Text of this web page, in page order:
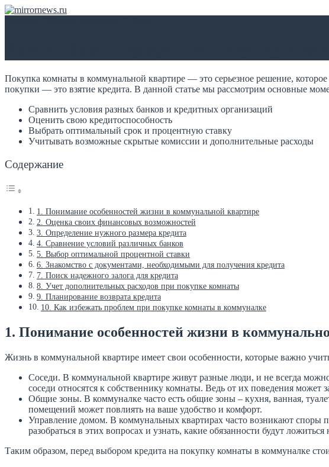
Покупка комнаты в коммунальной квартире — это серьезное решение,
покупки — это взятие кредита. В данной статье мы рассмотрим основные
Сравнить условия разных банков и кредитных организаций
Оценить свою кредитоспособность
Выбрать оптимальный срок и процентную ставку
Учитывать возможные скрытые комиссии и дополнительные расходы
Содержание
1. Понимание особенностей жизни в коммунальной квартире
2. Оценка своих финансовых возможностей
3. Определение нужного размера кредита
4. Сравнение условий различных банков
5. Выбор оптимальной процентной ставки
6. Знакомство с документами, необходимыми для получения кредита
7. Поиск надежного залога для кредита
8. Учет дополнительных расходов при покупке комнаты
9. Планирование возврата кредита
10. Как избежать проблем при покупке комнаты в коммуналке
1. Понимание особенностей жизни в
Жизнь в коммунальной квартире имеет свои особенности, которые важно
Соседи. В коммунальной квартире живут разные люди, и не всегда
соседи относятся к собственнику комнаты. Ведь от их поведения может
Общие зоны. В коммуналке часто есть общие зоны – кухня, ванная,
помещений может повлиять на ваше удобство и комфорт.
Управление домом. В коммунальных квартирах часто возникают споры
разобраться в этих вопросах и узнать, какие обязанности будут ложиться
Таким образом, перед выбором кредита на покупку комнаты в коммуналке